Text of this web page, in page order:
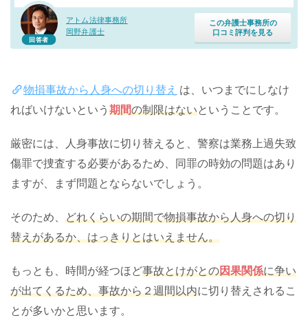
回答者
アトム法律事務所
岡野弁護士
この弁護士事務所の
口コミ評判を見る
物損事故から人身への切り替え は、いつまでにしなけ
ればいけないという 期間の制限はないということです。
厳密には、人身事故に切り替えると、警察は業務上過失致
傷罪で捜査する必要があるため、同罪の時効の問題はあり
ますが、まず問題とならないでしょう。
そのため、 どれくらいの期間で物損事故から人身への切り
替えがあるか、はっきりとはいえません。
もっとも、時間が経つほど事故とけがとの因果関係に争い
が出てくるため、事故から２週間以内に切り替えされるこ
とが多いかと思います。